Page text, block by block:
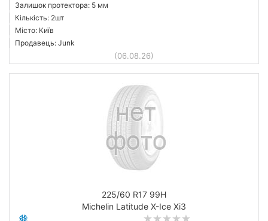
Залишок протектора: 5 мм
Кількість: 2шт
Місто: Київ
Продавець: Junk
(06.08.26)
225/60 R17 99H
Michelin Latitude X-Ice Xi3